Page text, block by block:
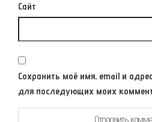
Сайт
Сохранить моё имя, email и
для последующих моих